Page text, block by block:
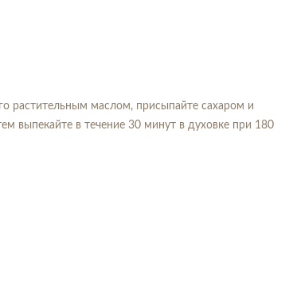
растительным маслом, присыпайте сахаром и
выпекайте в течение 30 минут в духовке при 180